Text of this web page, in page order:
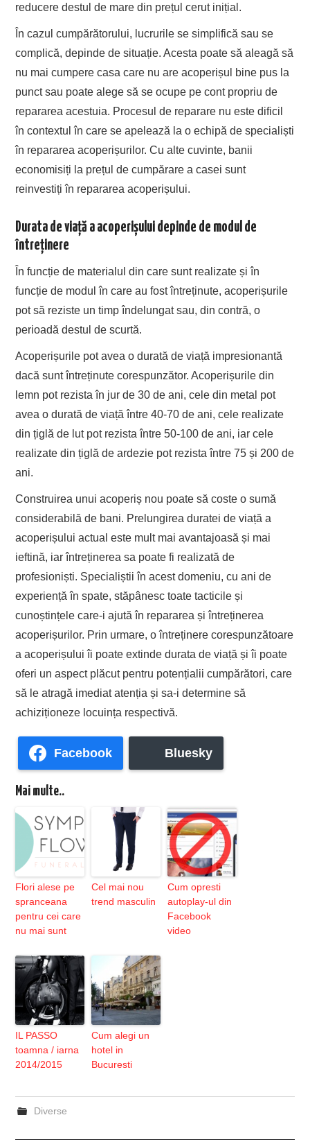
reducere destul de mare din prețul cerut inițial.
În cazul cumpărătorului, lucrurile se simplifică sau se
complică, depinde de situație. Acesta poate să aleagă să
nu mai cumpere casa care nu are acoperișul bine pus la
punct sau poate alege să se ocupe pe cont propriu de
repararea acestuia. Procesul de reparare nu este dificil
în contextul în care se apelează la o echipă de specialiști
în repararea acoperișurilor. Cu alte cuvinte, banii
economisiți la prețul de cumpărare a casei sunt
reinvestiți în repararea acoperișului.
Durata de viață a acoperișului depinde de modul de
întreținere
În funcție de materialul din care sunt realizate și în
funcție de modul în care au fost întreținute, acoperișurile
pot să reziste un timp îndelungat sau, din contră, o
perioadă destul de scurtă.
Acoperișurile pot avea o durată de viață impresionantă
dacă sunt întreținute corespunzător. Acoperișurile din
lemn pot rezista în jur de 30 de ani, cele din metal pot
avea o durată de viață între 40-70 de ani, cele realizate
din țiglă de lut pot rezista între 50-100 de ani, iar cele
realizate din țiglă de ardezie pot rezista între 75 și 200 de
ani.
Construirea unui acoperiș nou poate să coste o sumă
considerabilă de bani. Prelungirea duratei de viață a
acoperișului actual este mult mai avantajoasă și mai
ieftină, iar întreținerea sa poate fi realizată de
profesioniști. Specialiștii în acest domeniu, cu ani de
experiență în spate, stăpânesc toate tacticile și
cunoștințele care-i ajută în repararea și întreținerea
acoperișurilor. Prin urmare, o întreținere corespunzătoare
a acoperișului îi poate extinde durata de viață și îi poate
oferi un aspect plăcut pentru potențialii cumpărători, care
să le atragă imediat atenția și sa-i determine să
achiziționeze locuința respectivă.
Facebook Bluesky
Mai multe..
Flori alese pe
spranceana
pentru cei care
nu mai sunt
Cel mai nou
trend masculin
Cum opresti
autoplay-ul din
Facebook
video
IL PASSO
toamna / iarna
2014/2015
Cum alegi un
hotel in
Bucuresti
Diverse